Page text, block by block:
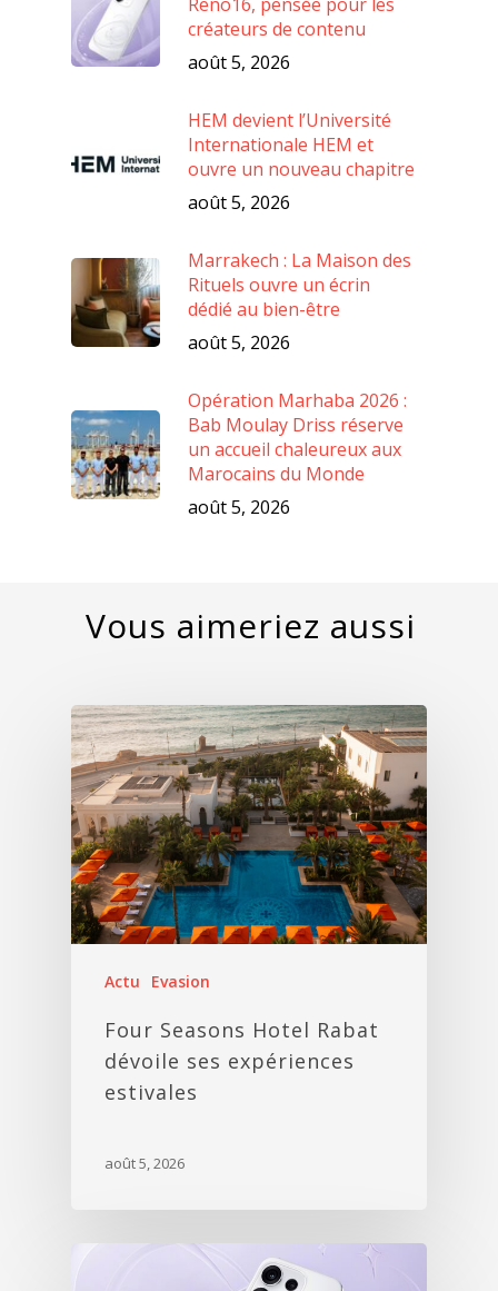
créateurs de contenu
août 5, 2026
HEM devient l’Université
Internationale HEM et
ouvre un nouveau chapitre
août 5, 2026
Marrakech : La Maison des
Rituels ouvre un écrin
dédié au bien-être
août 5, 2026
Opération Marhaba 2026 :
Bab Moulay Driss réserve
un accueil chaleureux aux
Marocains du Monde
août 5, 2026
Actu Evasion
Four Seasons Hotel Rabat
dévoile ses expériences
estivales
août 5, 2026